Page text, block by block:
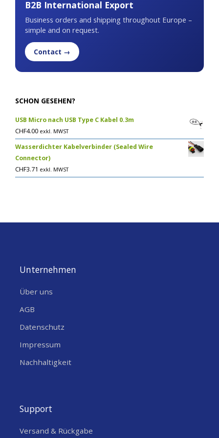
B2B International Export
Business orders and shipping throughout Europe –
simple and on request.
Contact →
SCHON GESEHEN?
USB Micro nach USB Type C Kabel 0.3m
CHF4.00 exkl. MWST
Wasserdichter Kabelverbinder (Sealed Wire
Connector)
CHF3.71 exkl. MWST
Unternehmen
Über uns
AGB
Datenschutz
Impressum
Nachhaltigkeit
Support
Versand & Rückgabe